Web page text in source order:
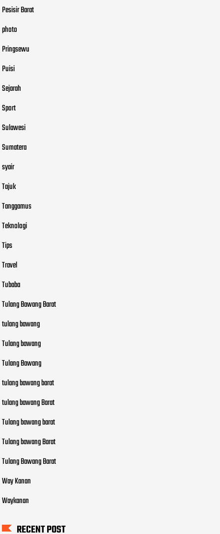
Pesisir Barat
photo
Pringsewu
Puisi
Sejarah
Sport
Sulawesi
Sumatera
syair
Tajuk
Tanggamus
Teknologi
Tips
Travel
Tubaba
Tulang Bawang Barat
tulang bawang
Tulang bawang
Tulang Bawang
tulang bawang barat
tulang bawang Barat
Tulang bawang barat
Tulang bawang Barat
Tulang Bawang Barat
Way Kanan
Waykanan
RECENT POST